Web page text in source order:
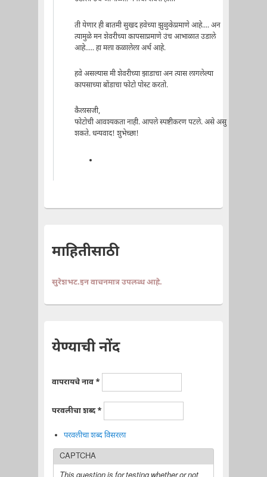
ती येणार ही बातमी सुखद हवेच्या झुळुकेप्रमाणे आहे.... अन
त्यामुळे मन शेवरीच्या कापसाप्रमाणे उंच आभाळात उडाले
आहे..... हा मला कळालेला अर्थ आहे.
हवे असल्यास मी शेवरीच्या झाडाचा अन त्यास लागलेल्या
कापसाच्या बोंडाचा फोटो पोस्ट करतो.
कैलासजी,
फोटोची आवश्यकता नाही. आपले स्पष्टीकरण पटले. असे असु
शकते. धन्यवाद! शुभेच्छा!
माहितीसाठी
सुरेशभट.इन वाचनमात्र उपलब्ध आहे.
येण्याची नोंद
वापरायचे नाव *
परवलीचा शब्द*
परवलीचा शब्द विसरला
CAPTCHA